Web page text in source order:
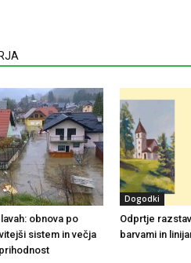
obnova po
sistem in večja
Dogodki
Odprtje
barvami in